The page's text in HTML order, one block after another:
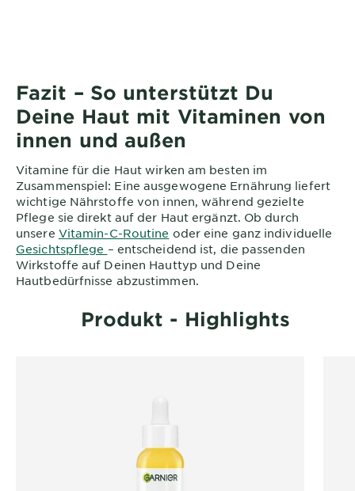
Fazit – So unterstützt Du
Deine Haut mit Vitaminen von
innen und außen
Vitamine für die Haut wirken am besten im
Zusammenspiel: Eine ausgewogene Ernährung liefert
wichtige Nährstoffe von innen, während gezielte
Pflege sie direkt auf der Haut ergänzt. Ob durch
unsere Vitamin-C-Routine oder eine ganz individuelle
Gesichtspflege – entscheidend ist, die passenden
Wirkstoffe auf Deinen Hauttyp und Deine
Hautbedürfnisse abzustimmen.
Produkt - Highlights